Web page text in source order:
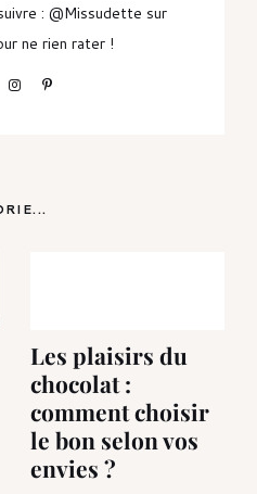
: @Missudette sur
ne rien rater !
Les plaisirs du
chocolat :
comment choisir
le bon selon vos
envies ?